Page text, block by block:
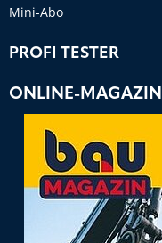
Mini-Abo
PROFI TESTER
ONLINE-MAGAZIN